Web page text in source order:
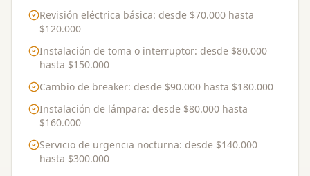
Revisión eléctrica básica: desde $70.000 hasta
$120.000
Instalación de toma o interruptor: desde $80.000
hasta $150.000
Cambio de breaker: desde $90.000 hasta $180.000
Instalación de lámpara: desde $80.000 hasta
$160.000
Servicio de urgencia nocturna: desde $140.000
hasta $300.000